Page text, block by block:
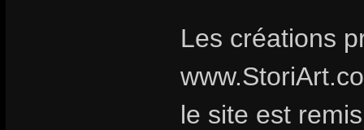
Les créations
le site est